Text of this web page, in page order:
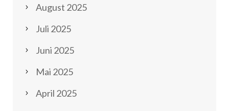
August 2025
Juli 2025
Juni 2025
Mai 2025
April 2025